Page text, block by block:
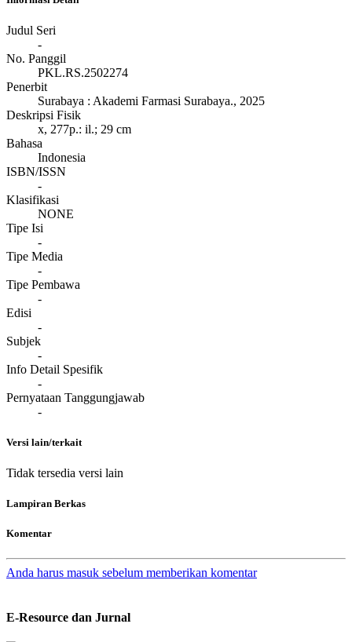
Judul Seri
-
No. Panggil
PKL.RS.2502274
Penerbit
Surabaya : Akademi Farmasi Surabaya., 2025
Deskripsi Fisik
x, 277p.: il.; 29 cm
Bahasa
Indonesia
ISBN/ISSN
-
Klasifikasi
NONE
Tipe Isi
-
Tipe Media
-
Tipe Pembawa
-
Edisi
-
Subjek
-
Info Detail Spesifik
-
Pernyataan Tanggungjawab
-
Versi lain/terkait
Tidak tersedia versi lain
Lampiran Berkas
Komentar
Anda harus masuk sebelum memberikan komentar
E-Resource dan Jurnal